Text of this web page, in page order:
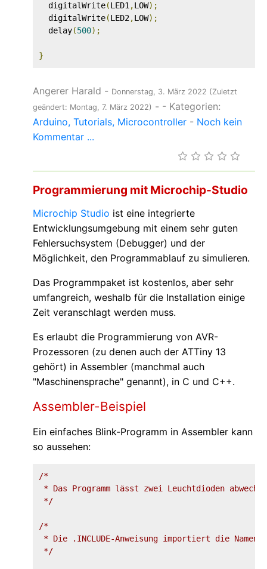
digitalWrite(LED1 ,LOW);
digitalWrite(LED2,LOW);
delay(500);
}
Angerer Harald - Donnerstag, 3. März 2022 (Zuletzt
geändert: Montag, 7. März 2022) - - Kategorien:
Arduino Tutorials Microcontroller - Noch kein
Kommentar ...
Programmierung mit Microchip-Studio
Microchip Studio ist eine integrierte
Entwicklungsumgebung mit einem sehr guten
Fehlersuchsystem (Debugger) und der
Möglichkeit, den Programmablauf zu simulieren.
Das Programmpaket ist kostenlos, aber sehr
umfangreich, weshalb für die Installation einige
Zeit veranschlagt werden muss.
Es erlaubt die Programmierung von AVR-
Prozessoren (zu denen auch der ATTiny 13
gehört) in Assembler (manchmal auch
"Maschinensprache" genannt), in C und C++.
Assembler-Beispiel
Ein einfaches Blink-Programm in Assembler kann
so aussehen:
/*
* Das Programm lässt zwei Leuchtdioden
*/
/*
* Die .INCLUDE-Anweisung importiert die Namen
*/